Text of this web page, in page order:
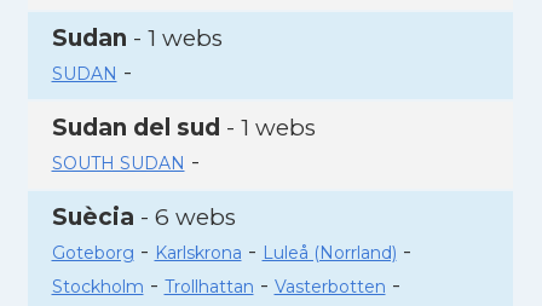
Sudan - 1 webs
SUDAN -
Sudan del sud - 1 webs
SOUTH SUDAN -
Suècia - 6 webs
Goteborg - Karlskrona - Luleå (Norrland) -
Stockholm - Trollhattan - Vasterbotten -